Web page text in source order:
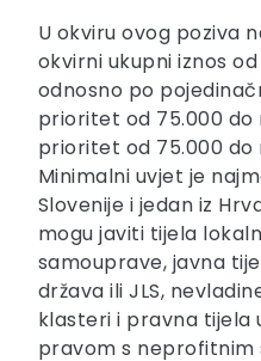
U okviru ovog poziva
okvirni ukupni iznos
odnosno po
prioritet od 75.000 do
prioritet od 75.000 do
Minimalni uvjet je
Slovenije i jedan iz
mogu javiti tijela
samouprave, javna
država ili JLS,
klasteri i pravna
pravom s neprofitnim